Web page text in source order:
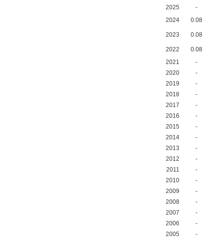
2025
-
2024
0.08
2023 0.08
2022
0.08
2021
-
2020
-
2019
-
2018
-
2017
-
2016
-
2015
-
2014
-
2013
-
2012
-
2011
-
2010
-
2009
-
2008
-
2007
-
2006
-
2005
-